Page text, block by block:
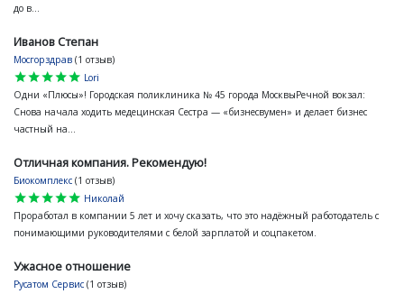
до в...
Иванов Степан
Мосгорздрав (1 отзыв)
star
star
star
star
star
Lori
Одни «Плюсы»! Городская поликлиника № 45 города МосквыРечной вокзал:
Снова начала ходить медецинская Сестра — «бизнесвумен» и делает бизнес
частный на...
Отличная компания. Рекомендую!
Биокомплекс (1 отзыв)
star
star
star
star
star
Николай
Проработал в компании 5 лет и хочу сказать, что это надёжный работодатель с
понимающими руководителями с белой зарплатой и соцпакетом.
Ужасное отношение
Русатом Сервис (1 отзыв)